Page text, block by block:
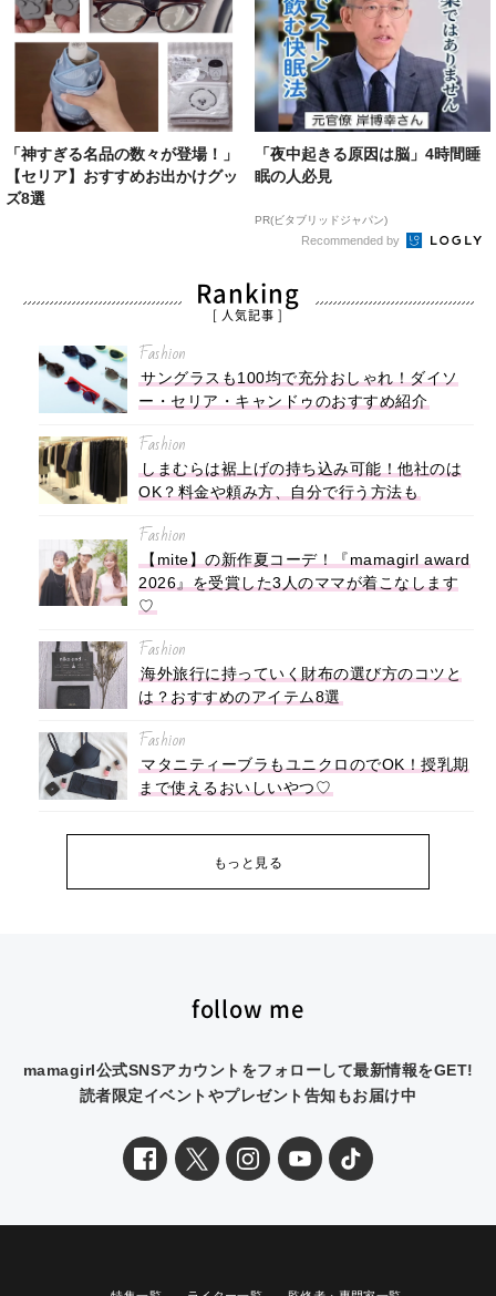
「神すぎる名品の数々が登場！」
【セリア】おすすめお出かけグッ
ズ8選
「夜中起きる原因は脳」4時間睡
眠の人必見
PR(ビタブリッドジャパン)
Recommended by
Ranking
[ 人気記事 ]
Fashion
サングラスも100均で充分おしゃれ！ダイソ
ー・セリア・キャンドゥのおすすめ紹介
Fashion
しまむらは裾上げの持ち込み可能！他社のは
OK？料金や頼み方、自分で行う方法も
Fashion
【mite】の新作夏コーデ！『mamagirl award
2026』を受賞した3人のママが着こなします
♡
Fashion
海外旅行に持っていく財布の選び方のコツと
は？おすすめのアイテム8選
Fashion
マタニティーブラもユニクロのでOK！授乳期
まで使えるおいしいやつ♡
もっと見る
follow me
mamagirl公式SNSアカウントをフォローして最新情報をGET!
読者限定イベントやプレゼント告知もお届け中